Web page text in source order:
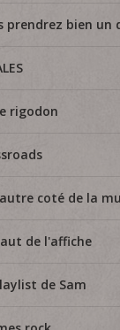
prendrez bien un
rigodon
coté de la
de l'affiche
de Sam